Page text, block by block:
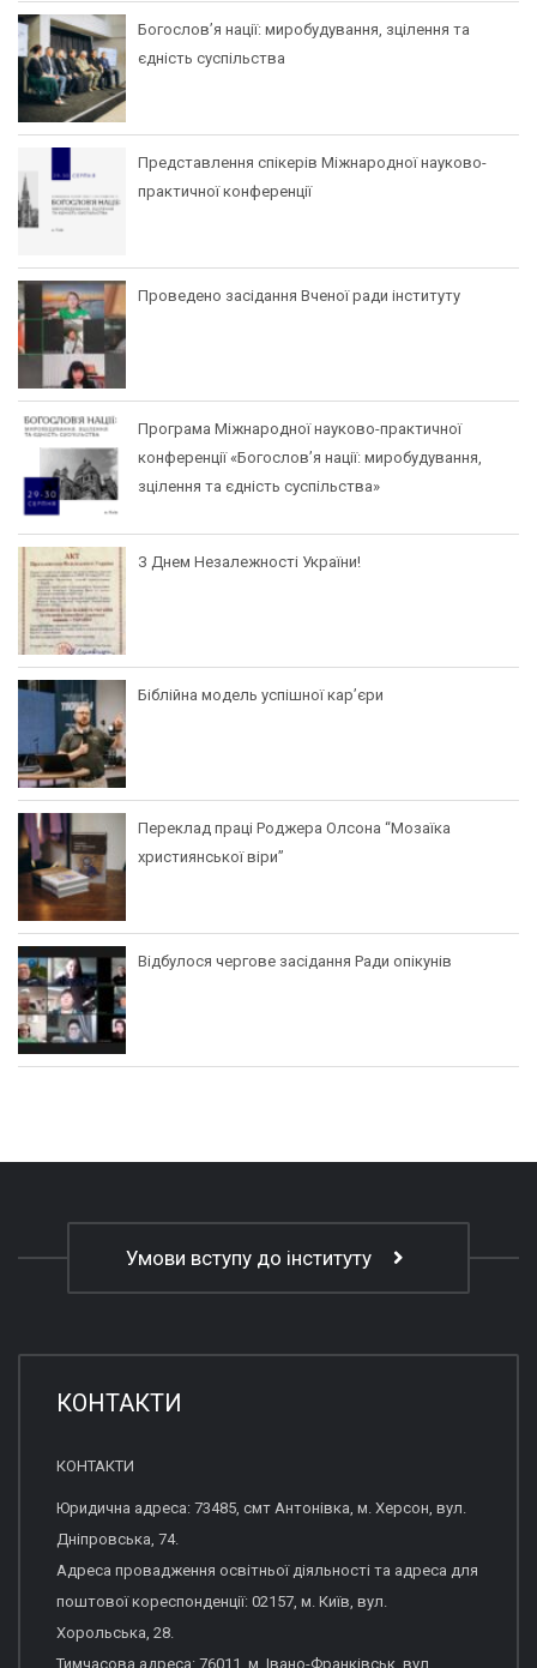
Богослов’я нації: миробудування, зцілення та
єдність суспільства
Представлення спікерів Міжнародної науково-
практичної конференції
Проведено засідання Вченої ради інституту
Програма Міжнародної науково-практичної
конференції «Богослов’я нації: миробудування,
зцілення та єдність суспільства»
З Днем Незалежності України!
Біблійна модель успішної кар’єри
Переклад праці Роджера Олсона “Мозаїка
християнської віри”
Відбулося чергове засідання Ради опікунів
Умови вступу до інституту
КОНТАКТИ
КОНТАКТИ
Юридична адреса: 73485, смт Антонівка, м. Херсон, вул.
Дніпровська, 74.
Адреса провадження освітньої діяльності та адреса для
поштової кореспонденції: 02157, м. Київ, вул.
Хорольська, 28.
Тимчасова адреса: 76011, м. Івано-Франківськ, вул.